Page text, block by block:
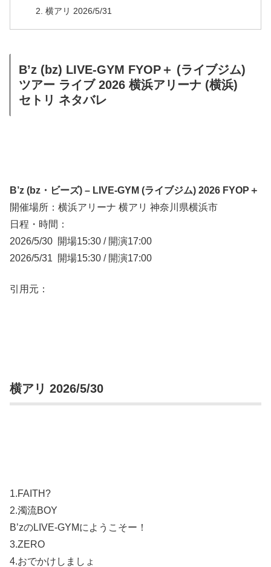
横アリ 2026/5/31
B’z (bz) LIVE-GYM FYOP＋ (ライブジム)
ツアー ライブ 2026 横浜アリーナ (横浜)
セトリ ネタバレ
B’z (bz・ビーズ) – LIVE-GYM (ライブジム) 2026 FYOP＋
開催場所：横浜アリーナ 横アリ 神奈川県横浜市
日程・時間：
2026/5/30 開場15:30 / 開演17:00
2026/5/31 開場15:30 / 開演17:00
引用元：
横アリ 2026/5/30
1.FAITH?
2.濁流BOY
B’zのLIVE-GYMにようこそー！
3.ZERO
4.おでかけしましょ